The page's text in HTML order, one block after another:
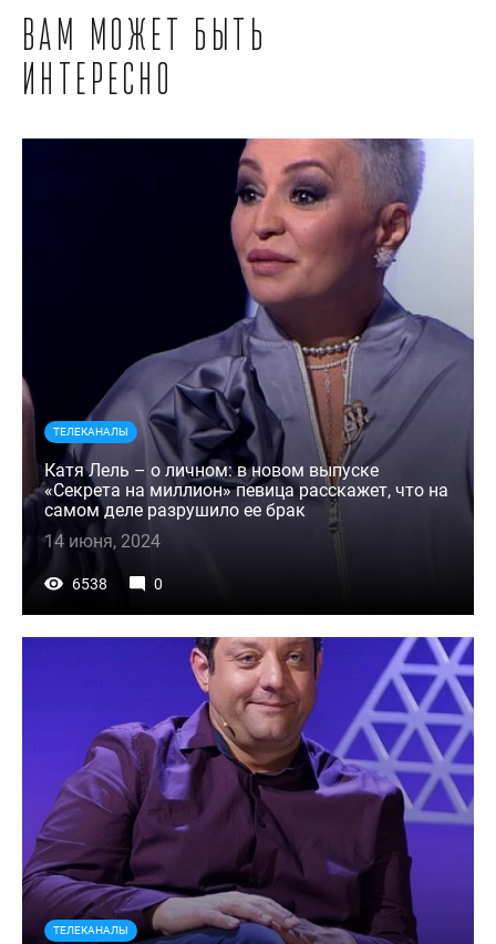
Вам может быть
интересно
ТЕЛЕКАНАЛЫ
Катя Лель – о личном: в новом выпуске
«Секрета на миллион» певица расскажет, что на
самом деле разрушило ее брак
14 июня, 2024
6538 0
ТЕЛЕКАНАЛЫ